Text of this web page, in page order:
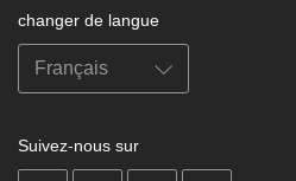
changer de langue
Suivez-nous sur